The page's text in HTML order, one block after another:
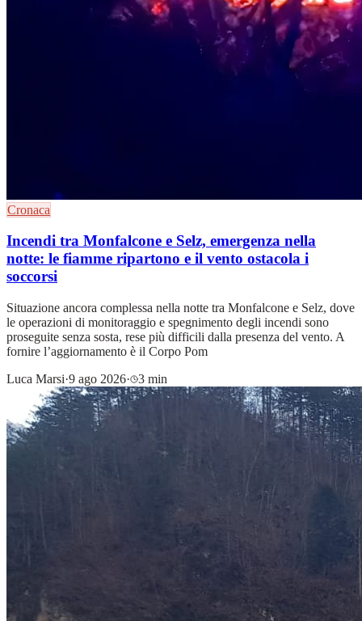
Cronaca
Incendi tra Monfalcone e Selz, emergenza nella
notte: le fiamme ripartono e il vento ostacola i
soccorsi
Situazione ancora complessa nella notte tra Monfalcone e Selz, dove
le operazioni di monitoraggio e spegnimento degli incendi sono
proseguite senza sosta, rese più difficili dalla presenza del vento. A
fornire l’aggiornamento è il Corpo Pom
Luca Marsi·9 ago 2026· 3 min